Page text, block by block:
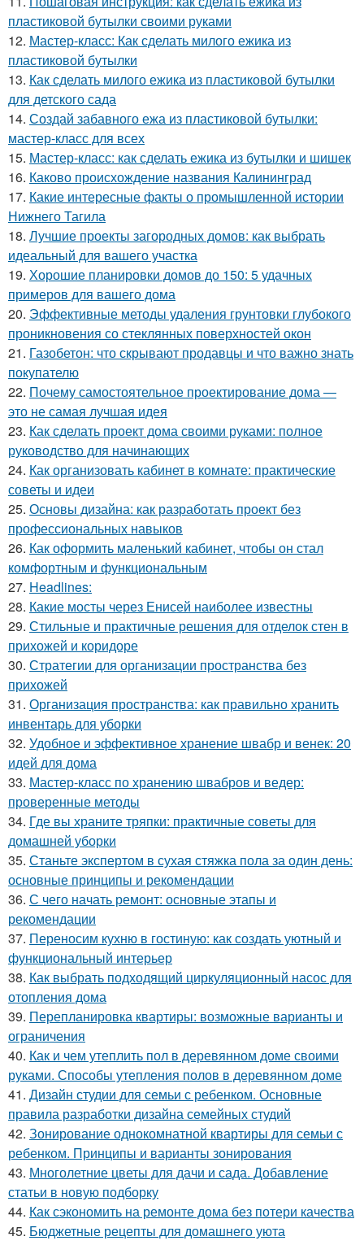
пластиковой бутылки своими руками
12. Мастер-класс: Как сделать милого ежика из
пластиковой бутылки
13. Как сделать милого ежика из пластиковой бутылки
для детского сада
14. Создай забавного ежа из пластиковой бутылки:
мастер-класс для всех
15. Мастер-класс: как сделать ежика из бутылки и шишек
16. Каково происхождение названия Калининград
17. Какие интересные факты о промышленной истории
Нижнего Тагила
18. Лучшие проекты загородных домов: как выбрать
идеальный для вашего участка
19. Хорошие планировки домов до 150: 5 удачных
примеров для вашего дома
20. Эффективные методы удаления грунтовки глубокого
проникновения со стеклянных поверхностей окон
21. Газобетон: что скрывают продавцы и что важно знать
покупателю
22. Почему самостоятельное проектирование дома —
это не самая лучшая идея
23. Как сделать проект дома своими руками: полное
руководство для начинающих
24. Как организовать кабинет в комнате: практические
советы и идеи
25. Основы дизайна: как разработать проект без
профессиональных навыков
26. Как оформить маленький кабинет, чтобы он стал
комфортным и функциональным
27. Headlines:
28. Какие мосты через Енисей наиболее известны
29. Стильные и практичные решения для отделок стен в
прихожей и коридоре
30. Стратегии для организации пространства без
прихожей
31. Организация пространства: как правильно хранить
инвентарь для уборки
32. Удобное и эффективное хранение швабр и венек: 20
идей для дома
33. Мастер-класс по хранению швабров и ведер:
проверенные методы
34. Где вы храните тряпки: практичные советы для
домашней уборки
35. Станьте экспертом в сухая стяжка пола за один день:
основные принципы и рекомендации
36. С чего начать ремонт: основные этапы и
рекомендации
37. Переносим кухню в гостиную: как создать уютный и
функциональный интерьер
38. Как выбрать подходящий циркуляционный насос для
отопления дома
39. Перепланировка квартиры: возможные варианты и
ограничения
40. Как и чем утеплить пол в деревянном доме своими
руками. Способы утепления полов в деревянном доме
41. Дизайн студии для семьи с ребенком. Основные
правила разработки дизайна семейных студий
42. Зонирование однокомнатной квартиры для семьи с
ребенком. Принципы и варианты зонирования
43. Многолетние цветы для дачи и сада. Добавление
статьи в новую подборку
44. Как сэкономить на ремонте дома без потери качества
45. Бюджетные рецепты для домашнего уюта